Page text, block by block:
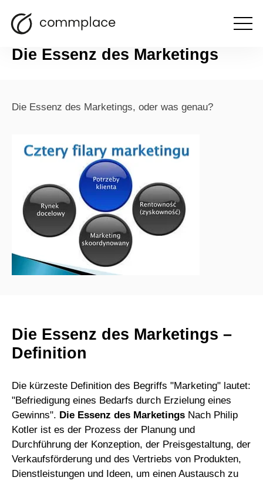
zurückkehren
Die Essenz des Marketings
Die Essenz des Marketings, oder was genau?
Die Essenz des Marketings –
Definition
Die kürzeste Definition des Begriffs "Marketing" lautet:
"Befriedigung eines Bedarfs durch Erzielung eines
Gewinns". Die Essenz des Marketings Nach Philip
Kotler ist es der Prozess der Planung und
Durchführung der Konzeption, der Preisgestaltung, der
Verkaufsförderung und des Vertriebs von Produkten,
Dienstleistungen und Ideen, um einen Austausch zu